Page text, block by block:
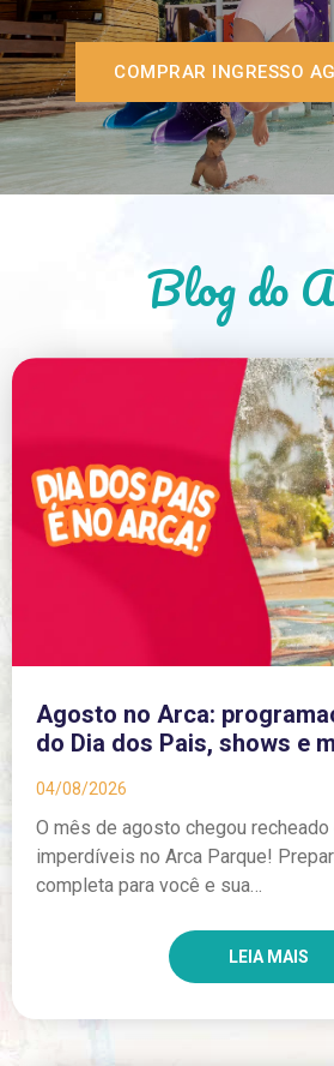
COMPRAR INGRESSO
Blog do
Agosto no Arca:
do Dia dos Pais, shows e
04/08/2026
O mês de agosto chegou
imperdíveis no Arca Parque!
completa para você e sua…
LEIA MAIS
novamente!
TENTAR